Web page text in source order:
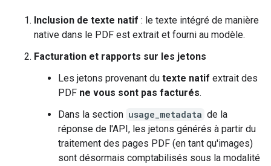
Inclusion de texte natif : le texte intégré de manière
native dans le PDF est extrait et fourni au modèle.
Facturation et rapports sur les jetons
Les jetons provenant du texte natif extrait des
PDF ne vous sont pas facturés.
Dans la section usage_metadata de la
réponse de l'API, les jetons générés à partir du
traitement des pages PDF (en tant qu'images)
sont désormais comptabilisés sous la modalité